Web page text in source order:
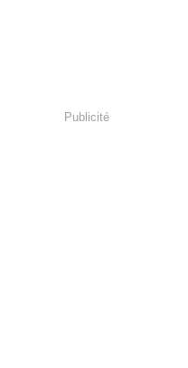
Publicité